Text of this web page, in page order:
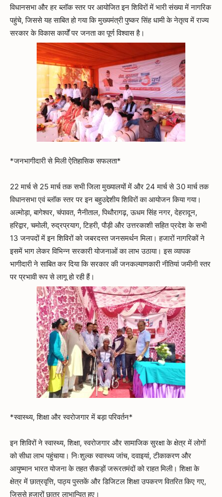
विधानसभा और हर ब्लॉक स्तर पर आयोजित इन शिविरों में भारी संख्या में नागरिक
पहुंचे, जिससे यह साबित हो गया कि मुख्यमंत्री पुष्कर सिंह धामी के नेतृत्व में राज्य
सरकार के विकास कार्यों पर जनता का पूर्ण विश्वास है।
*जनभागीदारी से मिली ऐतिहासिक सफलता*
22 मार्च से 25 मार्च तक सभी जिला मुख्यालयों में और 24 मार्च से 30 मार्च तक
विधानसभा एवं ब्लॉक स्तर पर इन बहुउद्देशीय शिविरों का आयोजन किया गया।
अल्मोड़ा, बागेश्वर, चंपावत, नैनीताल, पिथौरागढ़, ऊधम सिंह नगर, देहरादून,
हरिद्वार, चमोली, रुद्रप्रयाग, टिहरी, पौड़ी और उत्तरकाशी सहित प्रदेश के सभी
13 जनपदों में इन शिविरों को जबरदस्त जनसमर्थन मिला। हजारों नागरिकों ने
इसमें भाग लेकर विभिन्न सरकारी योजनाओं का लाभ उठाया। इस व्यापक
भागीदारी ने साबित कर दिया कि सरकार की जनकल्याणकारी नीतियां जमीनी स्तर
पर प्रभावी रूप से लागू हो रही हैं।
*स्वास्थ्य, शिक्षा और स्वरोजगार में बड़ा परिवर्तन*
इन शिविरों ने स्वास्थ्य, शिक्षा, स्वरोजगार और सामाजिक सुरक्षा के क्षेत्र में लोगों
को सीधा लाभ पहुंचाया। निःशुल्क स्वास्थ्य जांच, दवाइयां, टीकाकरण और
आयुष्मान भारत योजना के तहत सैकड़ों जरूरतमंदों को राहत मिली। शिक्षा के
क्षेत्र में छात्रवृत्ति, पाठ्य पुस्तकें और डिजिटल शिक्षा उपकरण वितरित किए गए,
जिससे हजारों छात्र लाभान्वित हुए।